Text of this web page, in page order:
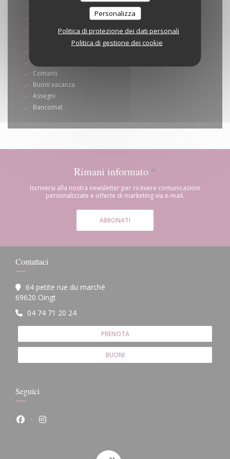
Personalizza
Politica di protezione dei dati personali
Politica di gestione dei cookie
Titoli ristorante (solo pranzo)
Eurocard / Mastercard
Titoli Restaurant
Contanti
Buoni vacanza
Assegni
Bancomat
Rimani informato *
Iscriversi alla nostra newsletter per ricevere comunicazioni
personalizzate e offerte di marketing via e-mail.
ABBONATI
Contattaci
64 petite rue du marché
69620 Oingt
04 74 71 20 24
PRENOTA
BUONI
Seguici
Facebook ((apre una nuova finestra))
Instagram ((apre una nuova finestra))